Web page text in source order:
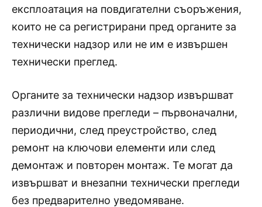
експлоатация на повдигателни съоръжения,
които не са регистрирани пред органите за
технически надзор или не им е извършен
технически преглед.
Органите за технически надзор извършват
различни видове прегледи – първоначални,
периодични, след преустройство, след
ремонт на ключови елементи или след
демонтаж и повторен монтаж. Те могат да
извършват и внезапни технически прегледи
без предварително уведомяване.